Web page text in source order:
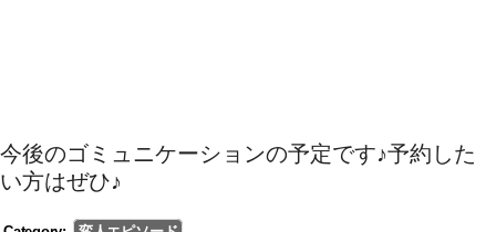
今後のゴミュニケーションの予定です♪予約した
い方はぜひ♪